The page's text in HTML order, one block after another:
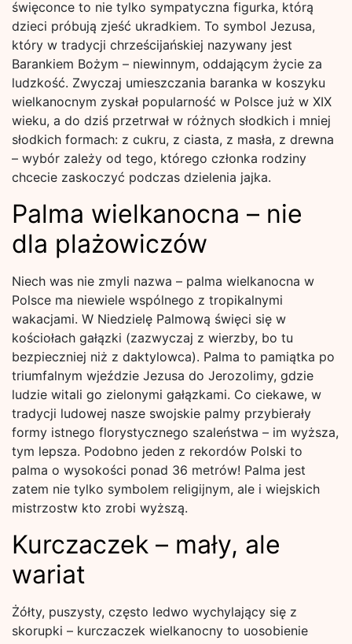
święconce to nie tylko sympatyczna figurka, którą
dzieci próbują zjeść ukradkiem. To symbol Jezusa,
który w tradycji chrześcijańskiej nazywany jest
Barankiem Bożym – niewinnym, oddającym życie za
ludzkość. Zwyczaj umieszczania baranka w koszyku
wielkanocnym zyskał popularność w Polsce już w XIX
wieku, a do dziś przetrwał w różnych słodkich i mniej
słodkich formach: z cukru, z ciasta, z masła, z drewna
– wybór zależy od tego, którego członka rodziny
chcecie zaskoczyć podczas dzielenia jajka.
Palma wielkanocna – nie
dla plażowiczów
Niech was nie zmyli nazwa – palma wielkanocna w
Polsce ma niewiele wspólnego z tropikalnymi
wakacjami. W Niedzielę Palmową święci się w
kościołach gałązki (zazwyczaj z wierzby, bo tu
bezpieczniej niż z daktylowca). Palma to pamiątka po
triumfalnym wjeździe Jezusa do Jerozolimy, gdzie
ludzie witali go zielonymi gałązkami. Co ciekawe, w
tradycji ludowej nasze swojskie palmy przybierały
formy istnego florystycznego szaleństwa – im wyższa,
tym lepsza. Podobno jeden z rekordów Polski to
palma o wysokości ponad 36 metrów! Palma jest
zatem nie tylko symbolem religijnym, ale i wiejskich
mistrzostw kto zrobi wyższą.
Kurczaczek – mały, ale
wariat
Żółty, puszysty, często ledwo wychylający się z
skorupki – kurczaczek wielkanocny to uosobienie